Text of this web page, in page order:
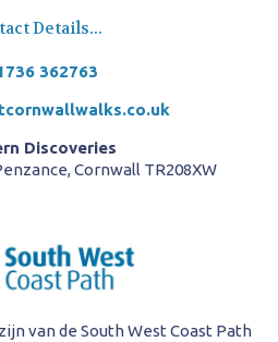
Details...
362763
Discoveries
Cornwall TR208XW
van de South West Coast Path